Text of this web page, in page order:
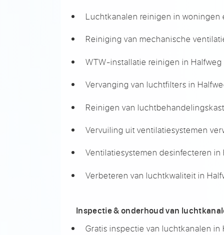
Luchtkanalen reinigen in
Reiniging van mechanische
WTW-installatie reinigen in Halfweg
Vervanging van luchtfilters in
Reinigen van
Vervuiling uit ventilatiesystemen
Ventilatiesystemen desinfecteren in
Verbeteren van luchtkwaliteit in
Inspectie & onderhoud van
Gratis inspectie van luchtkanalen in